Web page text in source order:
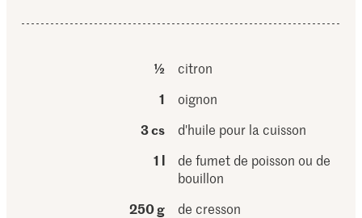
½
citron
1
oignon
3 cs
d'huile pour la cuisson
1 l
de fumet de poisson ou de
bouillon
250 g
de cresson